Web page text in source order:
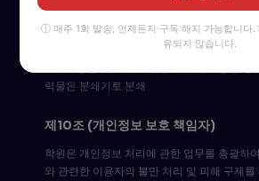
학원은 개인정보 보유 기간이 경과하거나 처
지체 없이 해당 개인정보를 파기합니다.
– 파기 절차: 학원 내부 방침에 따라 일정 기간
력물은 분쇄기로 분쇄
제10조 (개인정보 보호 책임자)
학원은 개인정보 처리에 관한 업무를 총괄하
와 관련한 이용자의 불만 처리 및 피해 구제를
ⓘ 매주 1회 발송, 언제든지 구독 해지 가능합니다.
유되지 않습니다.